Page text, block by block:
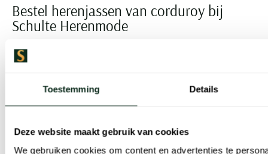
Toestemming Details
Deze website maakt gebruik van cookies
We gebruiken cookies om content en advertenties te
Bestel herenjassen van corduroy bij
Schulte Herenmode
Bij Schulte Herenmode hebben we voor elk seizoen de mooiste
van de collectie leveren we ook de corduroy jassen voor heren uit
heeft. Is de maat onverhoopt niet goed? Dan profiteert u van een
eenvoudig retourbeleid en kunt u de jas gemakkelijk omruilen.